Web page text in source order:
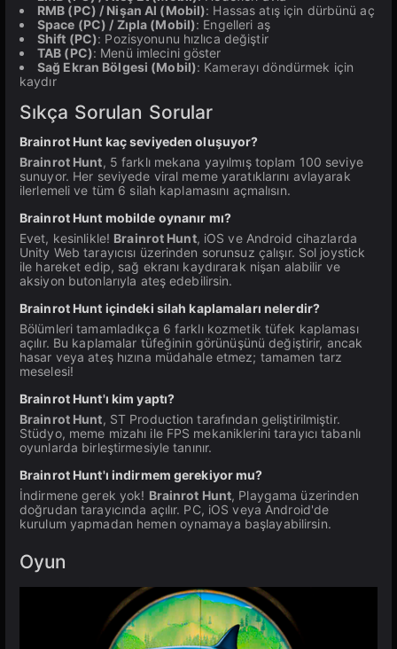
RMB (PC) / Nişan Al (Mobil): Hassas atış için dürbünü aç
Space (PC) / Zıpla (Mobil): Engelleri aş
Shift (PC): Pozisyonunu hızlıca değiştir
TAB (PC): Menü imlecini göster
Sağ Ekran Bölgesi (Mobil): Kamerayı döndürmek için
kaydır
Sıkça Sorulan Sorular
Brainrot Hunt kaç seviyeden oluşuyor?
Brainrot Hunt, 5 farklı mekana yayılmış toplam 100 seviye
sunuyor. Her seviyede viral meme yaratıklarını avlayarak
ilerlemeli ve tüm 6 silah kaplamasını açmalısın.
Brainrot Hunt mobilde oynanır mı?
Evet, kesinlikle! Brainrot Hunt, iOS ve Android cihazlarda
Unity Web tarayıcısı üzerinden sorunsuz çalışır. Sol joystick
ile hareket edip, sağ ekranı kaydırarak nişan alabilir ve
aksiyon butonlarıyla ateş edebilirsin.
Brainrot Hunt içindeki silah kaplamaları nelerdir?
Bölümleri tamamladıkça 6 farklı kozmetik tüfek kaplaması
açılır. Bu kaplamalar tüfeğinin görünüşünü değiştirir, ancak
hasar veya ateş hızına müdahale etmez; tamamen tarz
meselesi!
Brainrot Hunt'ı kim yaptı?
Brainrot Hunt, ST Production tarafından geliştirilmiştir.
Stüdyo, meme mizahı ile FPS mekaniklerini tarayıcı tabanlı
oyunlarda birleştirmesiyle tanınır.
Brainrot Hunt'ı indirmem gerekiyor mu?
İndirmene gerek yok! Brainrot Hunt, Playgama üzerinden
doğrudan tarayıcında açılır. PC, iOS veya Android'de
kurulum yapmadan hemen oynamaya başlayabilirsin.
Oyun